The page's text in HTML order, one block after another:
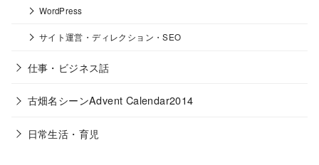
WordPress
サイト運営・ディレクション・SEO
仕事・ビジネス話
古畑名シーンAdvent Calendar2014
日常生活・育児